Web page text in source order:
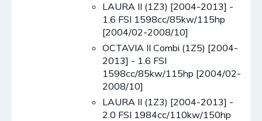
LAURA II (1Z3) [2004-2013] -
1.6 FSI 1598cc/85kw/115hp
[2004/02-2008/10]
OCTAVIA II Combi (1Z5) [2004-
2013] - 1.6 FSI
1598cc/85kw/115hp [2004/02-
2008/10]
LAURA II (1Z3) [2004-2013] -
2.0 FSI 1984cc/110kw/150hp